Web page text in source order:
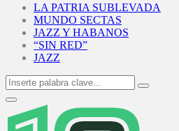
LA PATRIA SUBLEVADA
MUNDO SECTAS
JAZZ Y HABANOS
“SIN RED”
JAZZ
Search
for:
Search
Primary
Menu